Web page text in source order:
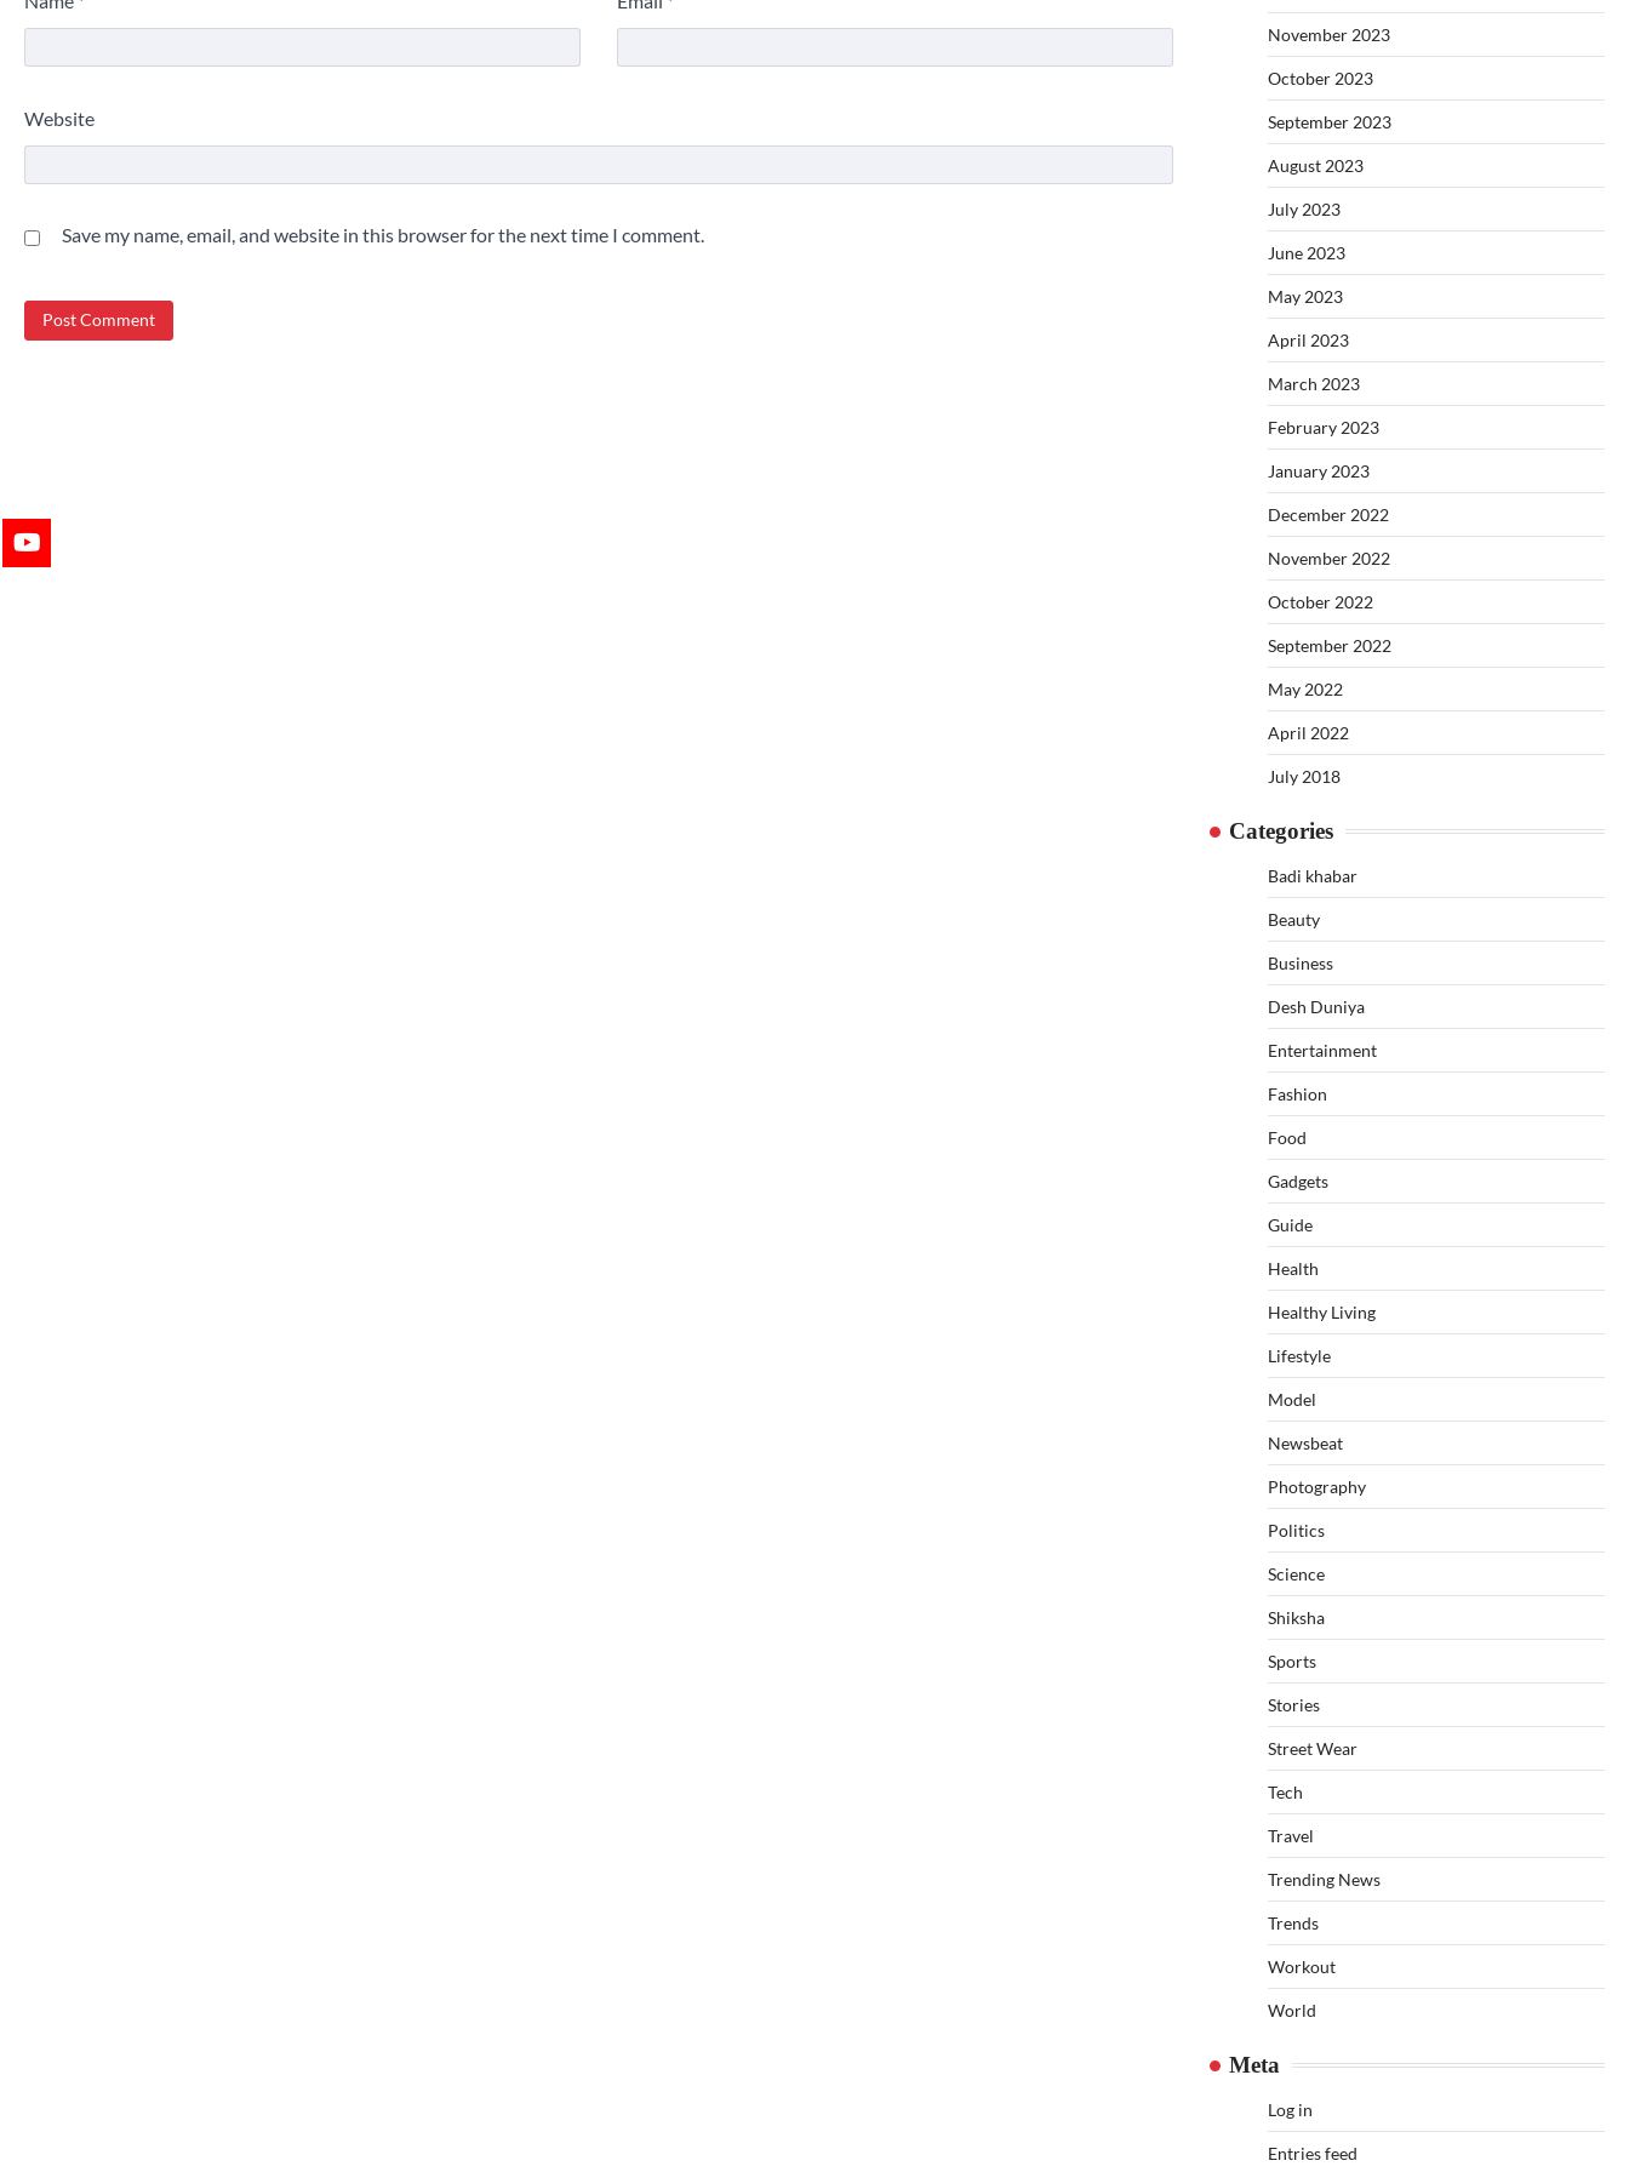
Website
Save my name, email, and website in this browser for the next time I comment.
November 2023
October 2023
September 2023
August 2023
July 2023
June 2023
May 2023
April 2023
March 2023
February 2023
January 2023
December 2022
November 2022
October 2022
September 2022
May 2022
April 2022
July 2018
Categories
Badi khabar
Beauty
Business
Desh Duniya
Entertainment
Fashion
Food
Gadgets
Guide
Health
Healthy Living
Lifestyle
Model
Newsbeat
Photography
Politics
Science
Shiksha
Sports
Stories
Street Wear
Tech
Travel
Trending News
Trends
Workout
World
Meta
Log in
Entries feed